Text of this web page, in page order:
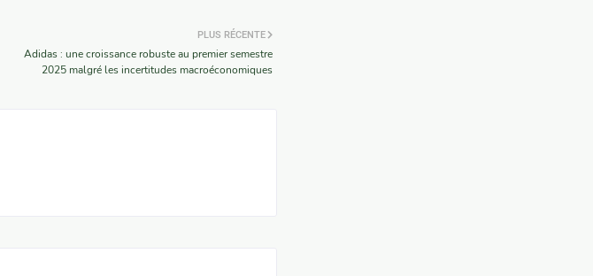
PLUS RÉCENTE
Adidas : une croissance robuste au premier semestre
2025 malgré les incertitudes macroéconomiques